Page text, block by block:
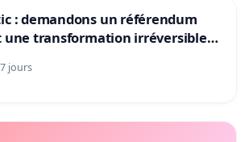
: demandons un référendum
une transformation irréversible
»
jours